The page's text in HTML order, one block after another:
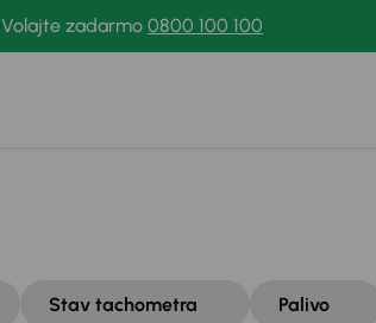
Volajte zadarmo 0800 100 100
Stav tachometra Palivo